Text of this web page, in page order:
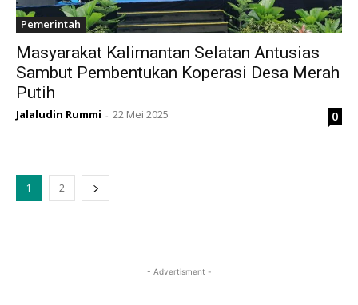
Pemerintah
Masyarakat Kalimantan Selatan Antusias
Sambut Pembentukan Koperasi Desa Merah
Putih
Jalaludin Rummi - 22 Mei 2025 0
1 2
- Advertisment -